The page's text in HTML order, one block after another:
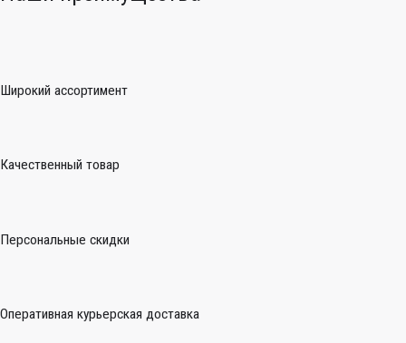
Широкий ассортимент
Качественный товар
Персональные скидки
Оперативная курьерская доставка